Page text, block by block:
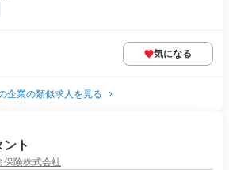
気になる
企業の類似求人を見る
ト
保険株式会社